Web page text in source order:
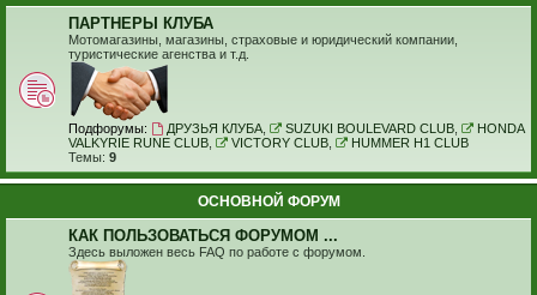
ПАРТНЕРЫ КЛУБА
Мотомагазины, магазины, страховые и юридический компании,
туристические агенства и т.д.
Подфорумы: ДРУЗЬЯ КЛУБА, SUZUKI BOULEVARD CLUB,
HONDA
VALKYRIE RUNE CLUB
VICTORY CLUB,
HUMMER H1 CLUB
Темы: 9
ОСНОВНОЙ ФОРУМ
КАК ПОЛЬЗОВАТЬСЯ ФОРУМОМ ...
Здесь выложен весь FAQ по работе с форумом.